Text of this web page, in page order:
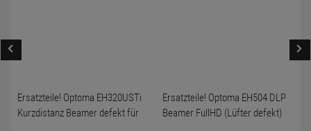
Ersatzteile! Optoma EH320USTi
Kurzdistanz Beamer defekt für
Ersatzteile! Optoma EH504 DLP
Beamer FullHD (Lüfter defekt)